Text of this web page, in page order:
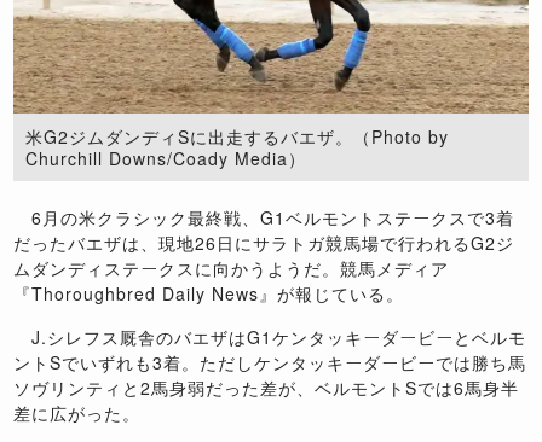
米G2ジムダンディSに出走するバエザ。（Photo by
Churchill Downs/Coady Media）
6月の米クラシック最終戦、G1ベルモントステークスで3着
だったバエザは、現地26日にサラトガ競馬場で行われるG2ジ
ムダンディステークスに向かうようだ。競馬メディア
『Thoroughbred Daily News』が報じている。
J.シレフス厩舎のバエザはG1ケンタッキーダービーとベルモ
ントSでいずれも3着。ただしケンタッキーダービーでは勝ち馬
ソヴリンティと2馬身弱だった差が、ベルモントSでは6馬身半
差に広がった。